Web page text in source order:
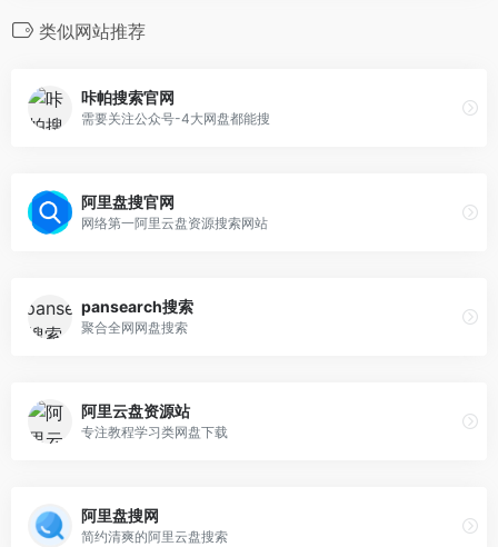
类似网站推荐
咔帕搜索官网
需要关注公众号-4大网盘都能搜
阿里盘搜官网
网络第一阿里云盘资源搜索网站
pansearch搜索
聚合全网网盘搜索
阿里云盘资源站
专注教程学习类网盘下载
阿里盘搜网
简约清爽的阿里云盘搜索